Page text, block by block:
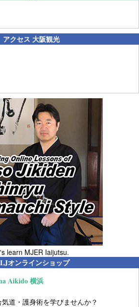
アクセス 大阪観光
learn MJER Iaijutsu.
オンラインショップ
Aikido 横浜
道・護身術を学びませんか？